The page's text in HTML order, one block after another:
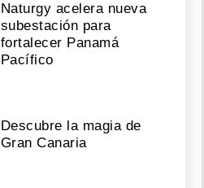
Naturgy acelera nueva
subestación para
fortalecer Panamá
Pacífico
Descubre la magia de
Gran Canaria